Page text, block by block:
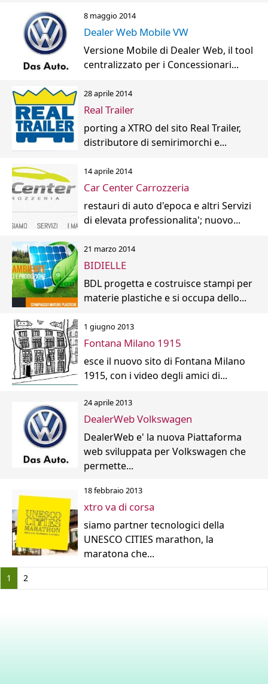
8 maggio 2014
Dealer Web Mobile VW
Versione Mobile di Dealer Web, il tool
centralizzato per i Concessionari...
28 aprile 2014
Real Trailer
porting a XTRO del sito Real Trailer,
distributore di semirimorchi e...
14 aprile 2014
Car Center Carrozzeria
restauri di auto d'epoca e altri Servizi
di elevata professionalita'; nuovo...
21 marzo 2014
BIDIELLE
BDL progetta e costruisce stampi per
materie plastiche e si occupa dello...
1 giugno 2013
Fontana Milano 1915
esce il nuovo sito di Fontana Milano
1915, con i video degli amici di...
24 aprile 2013
DealerWeb Volkswagen
DealerWeb e' la nuova Piattaforma
web sviluppata per Volkswagen che
permette...
18 febbraio 2013
xtro va di corsa
siamo partner tecnologici della
UNESCO CITIES marathon, la
maratona che...
1 2